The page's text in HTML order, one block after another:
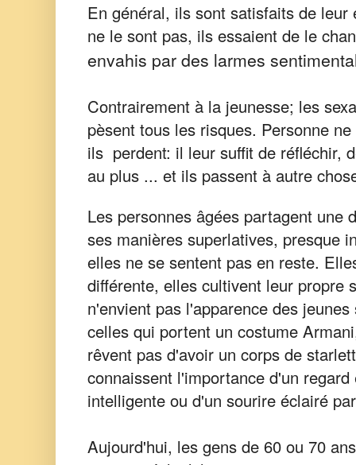
En général, ils sont satisfaits de
ne le sont pas, ils essaient de le
envahis par des larmes
Contrairement à la jeunesse; les
pèsent tous les risques. Personne
ils perdent: il leur suffit de réfléchir,
au plus ... et ils passent à autre
Les personnes âgées partagent une
ses manières superlatives, presque
elles ne se sentent pas en reste.
différente, elles cultivent leur propre
n'envient pas l'apparence des
celles qui portent un costume
rêvent pas d'avoir un corps de
connaissent l'importance d'un
intelligente ou d'un sourire éclairé
Aujourd'hui, les gens de 60 ou 70